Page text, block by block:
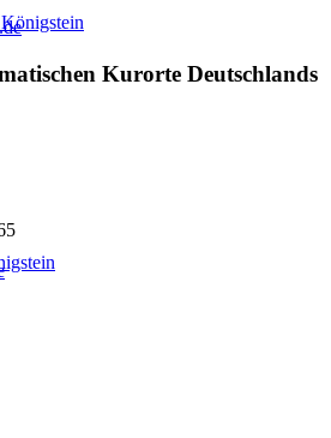
Kurorte Deutschlands